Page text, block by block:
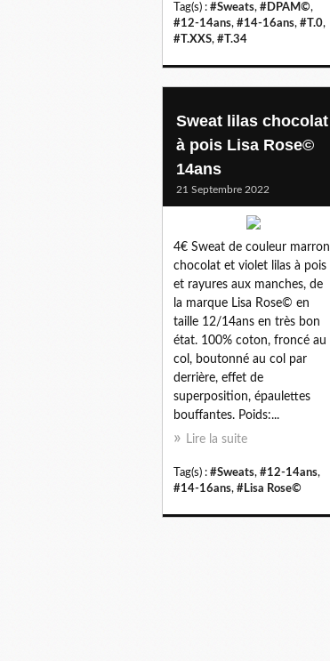
Tag(s) : #Sweats, #DPAM©,
#12-14ans, #14-16ans, #T.0,
#T.XXS, #T.34
Sweat lilas chocolat
à pois Lisa Rose©
14ans
21 Septembre 2022
4€ Sweat de couleur marron
chocolat et violet lilas à pois
et rayures aux manches, de
la marque Lisa Rose© en
taille 12/14ans en très bon
état. 100% coton, froncé au
col, boutonné au col par
derrière, effet de
superposition, épaulettes
bouffantes. Poids:...
Lire la suite
Tag(s) : #Sweats, #12-14ans,
#14-16ans, #Lisa Rose©